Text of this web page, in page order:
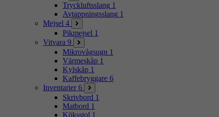
Tryckluftsslang 1
Avtappningsslang 1
Mejsel 4
Pikmejsel 1
Vitvara 9
Mikrovågsugn 1
Värmeskåp 1
Kylskåp 1
Kaffebryggare 6
Inventarier 6
Skrivbord 1
Matbord 1
Köksstol 1